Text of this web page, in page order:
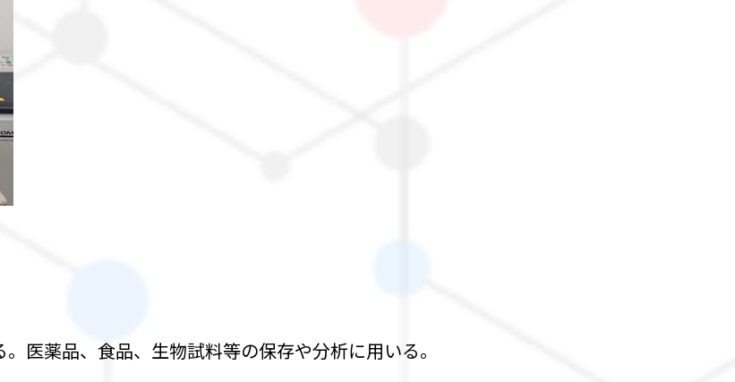
医薬品、食品、生物試料等の保存や分析に用いる。